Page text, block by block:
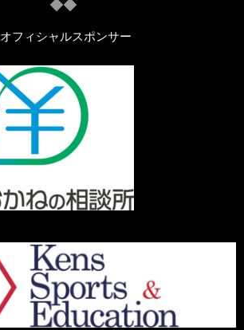
オフィシャルスポンサー